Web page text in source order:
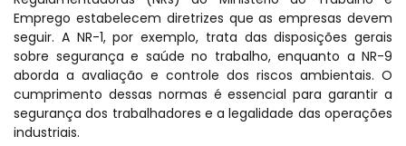
Emprego estabelecem diretrizes que as empresas devem
seguir. A NR-1, por exemplo, trata das disposições gerais
sobre segurança e saúde no trabalho, enquanto a NR-9
aborda a avaliação e controle dos riscos ambientais. O
cumprimento dessas normas é essencial para garantir a
segurança dos trabalhadores e a legalidade das operações
industriais.